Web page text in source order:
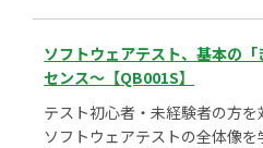
ソフトウェアテスト、基本の
センス～【QB001S】
テスト初心者・未経験者の方を
ソフトウェアテストの全体像